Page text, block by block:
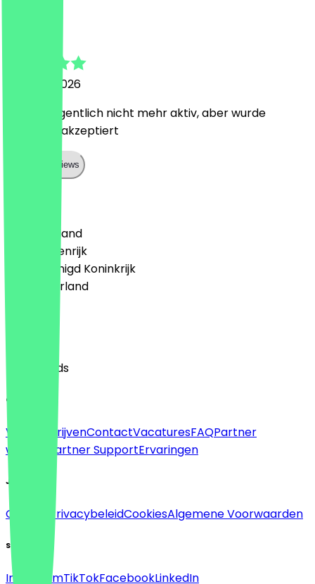
4 maart 2026
Deal ist eigentlich nicht mehr aktiv, aber wurde
trotzdem akzeptiert
Show all reviews
🇩🇪 Duitsland
🇦🇹 Oostenrijk
🇬🇧 Verenigd Koninkrijk
🇳🇱 Nederland
English
Nederlands
Over
Voor bedrijvenContactVacaturesFAQPartner
worden
Partner SupportErvaringen
Juridisch
Colofon PrivacybeleidCookiesAlgemene Voorwaarden
Sociaal
InstagramTikTokFacebookLinkedIn